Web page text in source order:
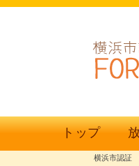
トップ
横浜市認証